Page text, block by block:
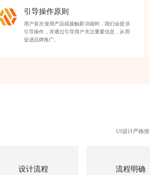
引导操作原则
用户首次使用产品或接触新功能时，我们会提供
引导操作，并通过引导用户关注重要信息，从而
促进品牌推广。
UI设计严格
设计流程 流程明确